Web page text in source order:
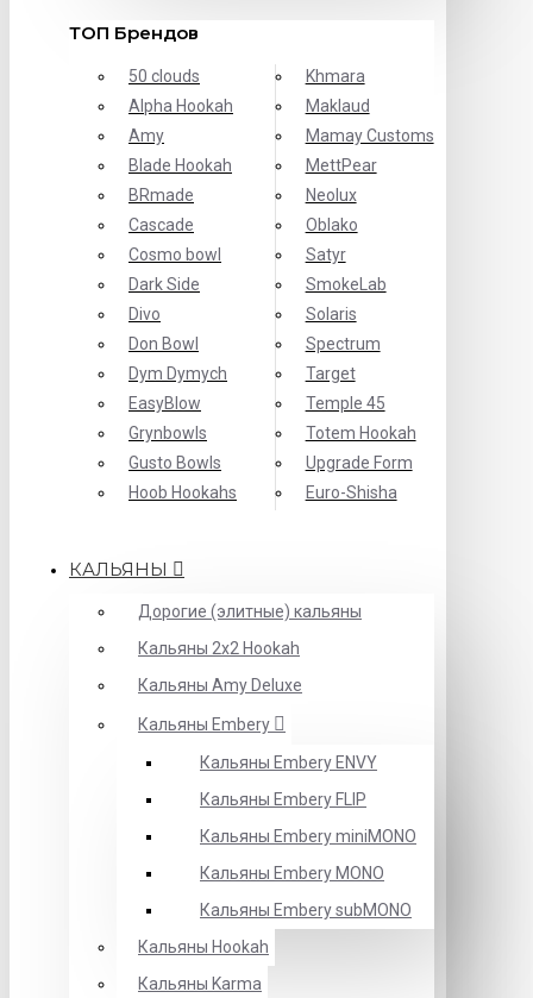
ТОП Брендов
50 clouds
Alpha Hookah
Amy
Blade Hookah
BRmade
Cascade
Cosmo bowl
Dark Side
Divo
Don Bowl
Dym Dymych
EasyBlow
Grynbowls
Gusto Bowls
Hoob Hookahs
Khmara
Maklaud
Mamay Customs
MettPear
Neolux
Oblako
Satyr
SmokeLab
Solaris
Spectrum
Target
Temple 45
Totem Hookah
Upgrade Form
Еuro-Shisha
КАЛЬЯНЫ
Дорогие (элитные) кальяны
Кальяны 2х2 Hookah
Кальяны Amy Deluxe
Кальяны Embery
Кальяны Embery ENVY
Кальяны Embery FLIP
Кальяны Embery miniMONO
Кальяны Embery MONO
Кальяны Embery subMONO
Кальяны Hookah
Кальяны Karma